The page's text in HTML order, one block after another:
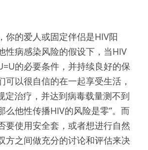
你的爱人或固定伴侣是HIV阳
性病感染风险的假设下，当HIV
的必要条件，并持续良好的保
可以很自信的在一起享受生活，
定治疗，并达到病毒载量测不到
么他性传播HIV的风险是零”。而
要使用安全套，或者想进行自然
方之间做充分的讨论和评估来决